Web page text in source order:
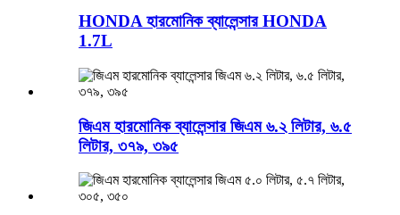
HONDA হারমোনিক ব্যালেন্সার HONDA
1.7L
জিএম হারমোনিক ব্যালেন্সার জিএম ৬.২ লিটার, ৬.৫
লিটার, ৩৭৯, ৩৯৫